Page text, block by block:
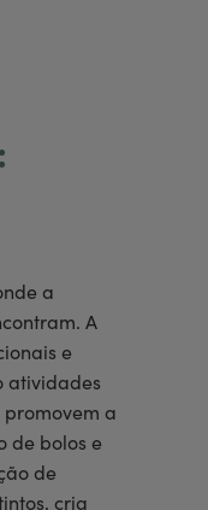
a
A
e
atividades
promovem a
de bolos e
de
cria